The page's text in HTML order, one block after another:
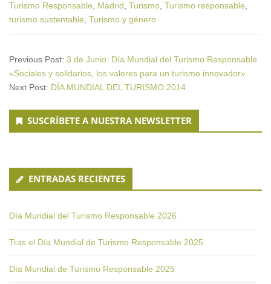
Turismo Responsable
Madrid Turismo Turismo responsable
turismo sustentable Turismo y género
Previous Post: 3 de Junio: Día Mundial del Turismo Responsable
«Sociales y solidarios, los valores para un turismo innovador»
Next Post: DÍA MUNDIAL DEL TURISMO 2014
Secondary
Sidebar
SUSCRÍBETE A NUESTRA NEWSLETTER
ENTRADAS RECIENTES
Día Mundial del Turismo Responsable 2026
Tras el Día Mundial de Turismo Responsable 2025
Día Mundial de Turismo Responsable 2025